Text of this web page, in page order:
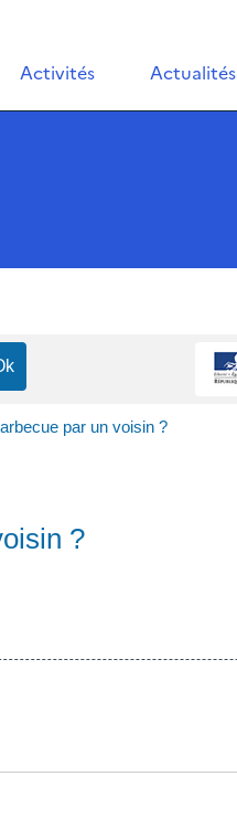
Activités Actualités
par un voisin ?
?